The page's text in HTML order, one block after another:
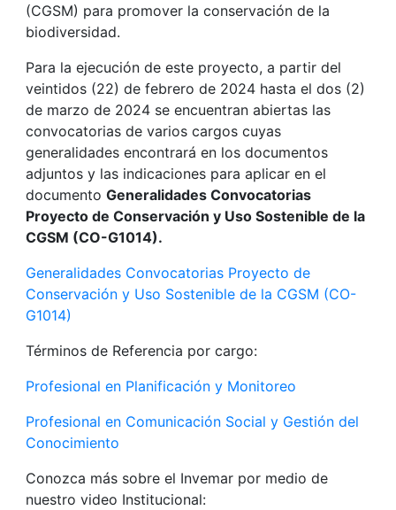
(CGSM) para promover la conservación de la
biodiversidad.
Para la ejecución de este proyecto, a partir del
veintidos (22) de febrero de 2024 hasta el dos (2)
de marzo de 2024 se encuentran abiertas las
convocatorias de varios cargos cuyas
generalidades encontrará en los documentos
adjuntos y las indicaciones para aplicar en el
documento Generalidades Convocatorias
Proyecto de Conservación y Uso Sostenible de la
CGSM (CO-G1014).
Generalidades Convocatorias Proyecto de
Conservación y Uso Sostenible de la CGSM (CO-
G1014)
Términos de Referencia por cargo:
Profesional en Planificación y Monitoreo
Profesional en Comunicación Social y Gestión del
Conocimiento
Conozca más sobre el Invemar por medio de
nuestro video Institucional: